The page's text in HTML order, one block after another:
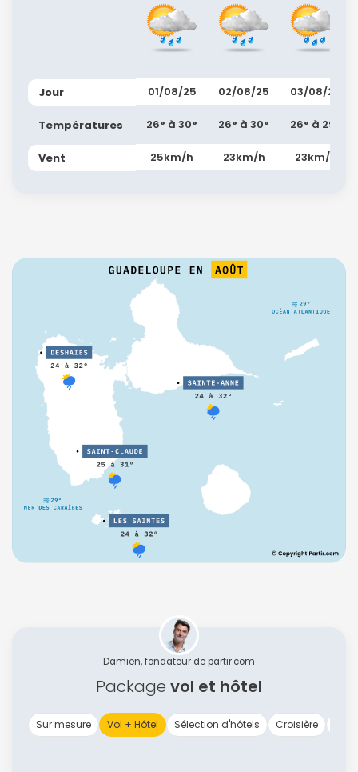
Jour
Températures
Vent
01/08/25
26° à 30°
25km/h
02/08/25
26° à 30°
23km/h
03/08/25
26° à 29°
23km/h
Damien, fondateur de partir.com
Package vol et hôtel
Sur mesure Vol + Hôtel Sélection d'hôtels Croisière